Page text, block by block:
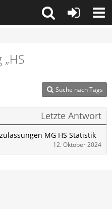
Suche nach Tags
Letzte Antwort
MG HS Statistik
12. Oktober 2024